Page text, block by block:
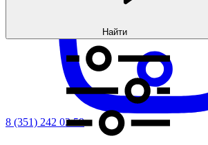
8 (351) 242 02 59
Найти